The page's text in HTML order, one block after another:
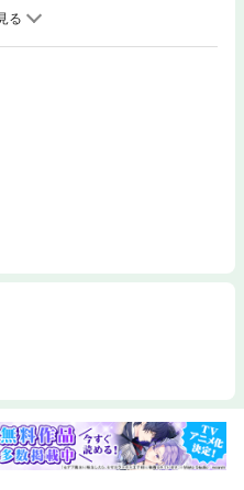
のは｢治者は民の父母であれ｣とい
――大切なのはやさしさと思いや
しゅうせんせえ”の言葉の数々。困